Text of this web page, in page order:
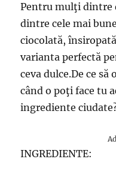
Pentru mulţi dintre
dintre cele mai
ciocolată,
varianta perfectă
ceva dulce.De ce
când o poţi face tu
ingrediente
INGREDIENTE: